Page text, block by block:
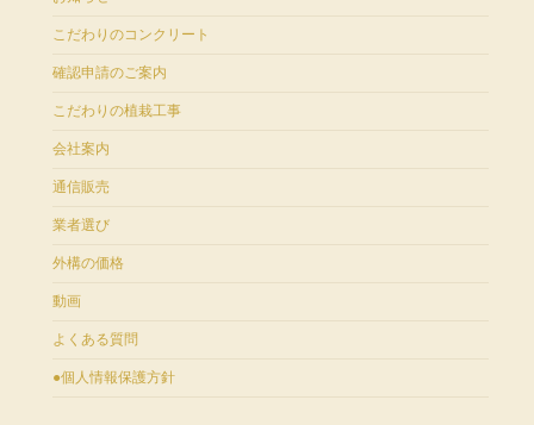
こだわりのコンクリート
確認申請のご案内
こだわりの植栽工事
会社案内
通信販売
業者選び
外構の価格
動画
よくある質問
●個人情報保護方針